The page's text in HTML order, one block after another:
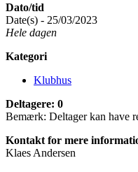
Dato/tid
Date(s) - 25/03/2023
Hele dagen
Kategori
Klubhus
Deltagere: 0
Bemærk: Deltager kan have
Kontakt for mere
Klaes Andersen